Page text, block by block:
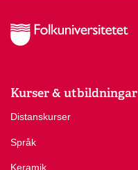
Kurser & utbildningar
Distanskurser
Språk
Keramik